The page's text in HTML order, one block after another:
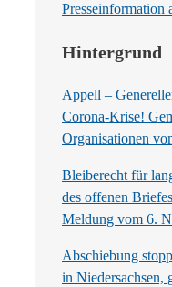
Presseinformation
Hintergrund
Appell –
Corona-Krise!
Organisationen
Bleiberecht für
des offenen
Meldung vom 6.
Abschiebung
in Niedersachsen,